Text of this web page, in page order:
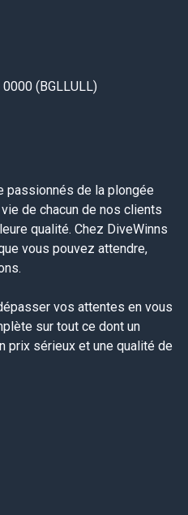
(BGLLULL)
passionnés de la plongée
de chacun de nos clients
qualité. Chez DiveWinns
vous pouvez attendre,
vos attentes en vous
sur tout ce dont un
prix sérieux et une qualité de